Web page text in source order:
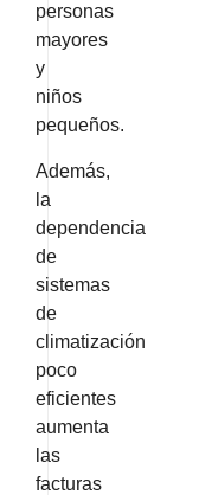
personas
mayores
y
niños
pequeños.
Además,
la
dependencia
de
sistemas
de
climatización
poco
eficientes
aumenta
las
facturas